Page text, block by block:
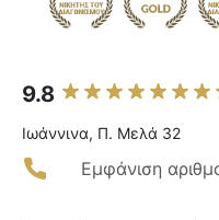
9.8
Ιωάννινα, Π. Μελά 32
Εμφάνιση